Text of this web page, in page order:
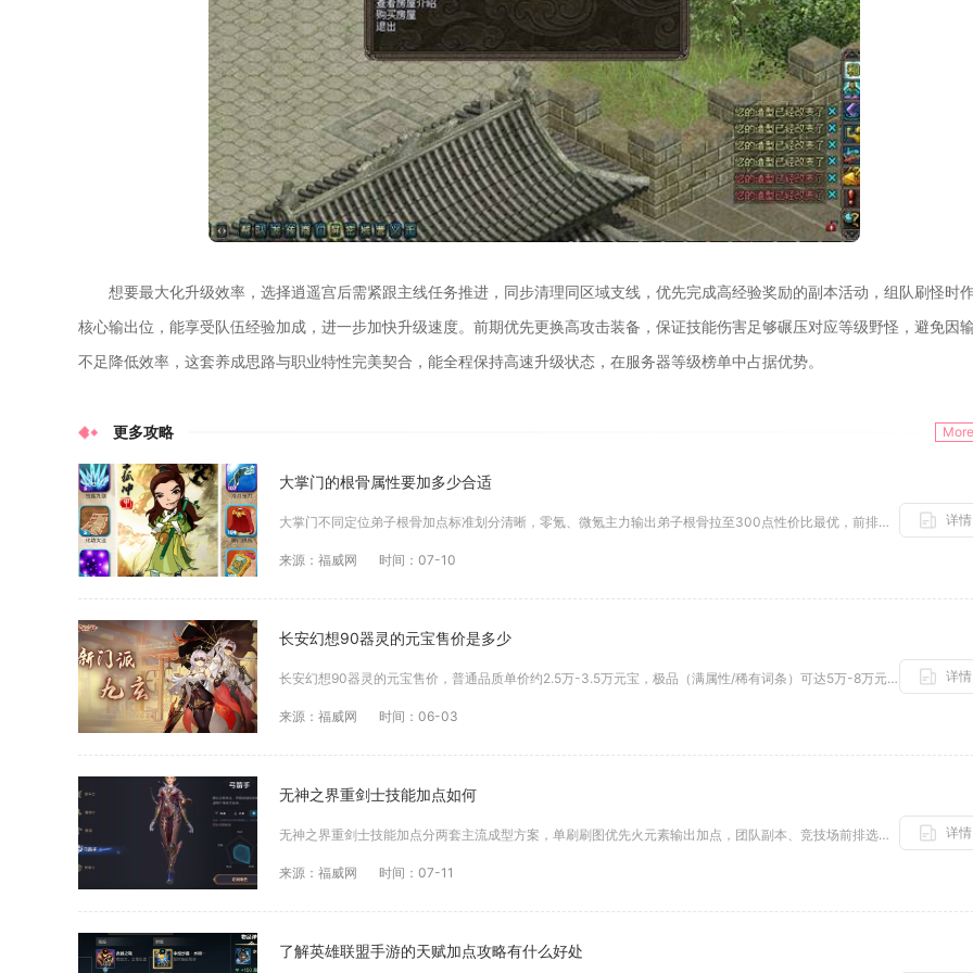
想要最大化升级效率，选择逍遥宫后需紧跟主线任务推进，同步清理同区域支线，优先完成高经验奖励的副本活动，组队刷怪时
核心输出位，能享受队伍经验加成，进一步加快升级速度。前期优先更换高攻击装备，保证技能伤害足够碾压对应等级野怪，避免因
不足降低效率，这套养成思路与职业特性完美契合，能全程保持高速升级状态，在服务器等级榜单中占据优势。
更多攻略
大掌门的根骨属性要加多少合适
大掌门不同定位弟子根骨加点标准划分清晰，零氪、微氪主力输出弟子根骨拉至300点性价比最优，前排防御肉盾稳定堆到380点，...
来源：福威网 时间：07-10
详情
长安幻想90器灵的元宝售价是多少
长安幻想90器灵的元宝售价，普通品质单价约2.5万-3.5万元宝，极品（满属性/稀有词条）可达5万-8万元宝，门派热门部...
来源：福威网 时间：06-03
详情
无神之界重剑士技能加点如何
无神之界重剑士技能加点分两套主流成型方案，单刷刷图优先火元素输出加点，团队副本、竞技场前排选择光元素坦度加点，两套方案均...
来源：福威网 时间：07-11
详情
了解英雄联盟手游的天赋加点攻略有什么好处